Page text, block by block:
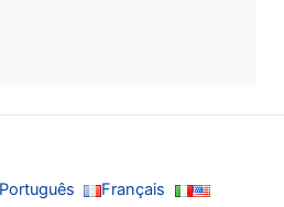
Português
Français